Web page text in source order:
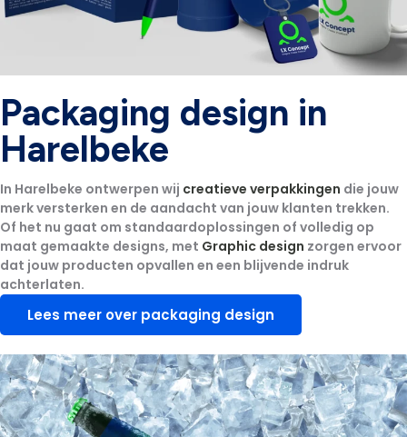
Packaging design in
Harelbeke
In Harelbeke ontwerpen wij creatieve verpakkingen die jouw
merk versterken en de aandacht van jouw klanten trekken.
Of het nu gaat om standaardoplossingen of volledig op
maat gemaakte designs, met Graphic design zorgen ervoor
dat jouw producten opvallen en een blijvende indruk
achterlaten.
Lees meer over packaging design